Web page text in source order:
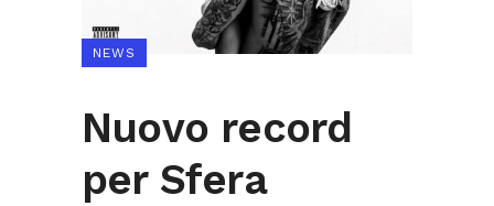
NEWS
Nuovo record
per Sfera